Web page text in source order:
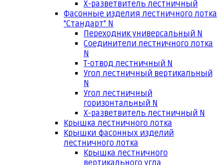
Х-разветвитель лестничный
Фасонные изделия лестничного лотка
"Стандарт" N
Переходник универсальный N
Соединители лестничного лотка
N
Т-отвод лестничный N
Угол лестничный вертикальный
N
Угол лестничный
горизонтальный N
Х-разветвитель лестничный N
Крышка лестничного лотка
Крышки фасонных изделий
лестничного лотка
Крышка лестничного
вертикального угла